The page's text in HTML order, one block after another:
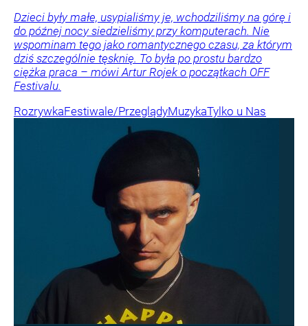
Dzieci były małe, usypialiśmy je, wchodziliśmy na górę i
do późnej nocy siedzieliśmy przy komputerach. Nie
wspominam tego jako romantycznego czasu, za którym
dziś szczególnie tęsknię. To była po prostu bardzo
ciężka praca – mówi Artur Rojek o początkach OFF
Festivalu.
RozrywkaFestiwale/PrzeglądyMuzykaTylko u Nas